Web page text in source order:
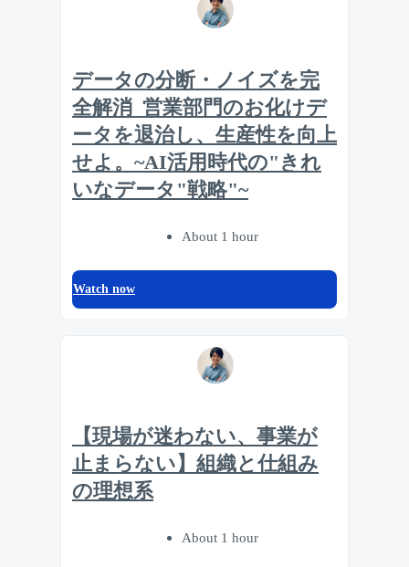
データの分断・ノイズを完
全解消_営業部門のお化けデ
ータを退治し、生産性を向上
せよ。~AI活用時代の"きれ
いなデータ"戦略"~
About 1 hour
Watch now
【現場が迷わない、事業が
止まらない】組織と仕組み
の理想系
About 1 hour